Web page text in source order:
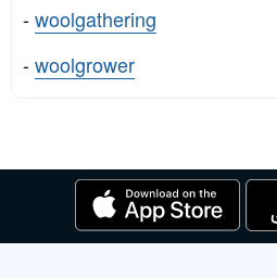
-woolgathering
-woolgrower